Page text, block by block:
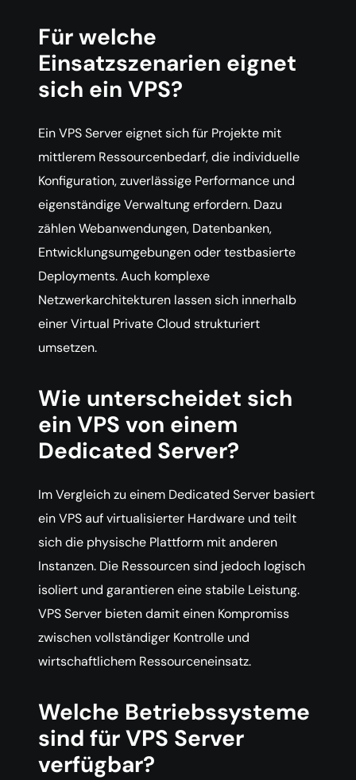
Für welche
Einsatzszenarien eignet
sich ein VPS?
Ein VPS Server eignet sich für Projekte mit
mittlerem Ressourcenbedarf, die individuelle
Konfiguration, zuverlässige Performance und
eigenständige Verwaltung erfordern. Dazu
zählen Webanwendungen, Datenbanken,
Entwicklungsumgebungen oder testbasierte
Deployments. Auch komplexe
Netzwerkarchitekturen lassen sich innerhalb
einer Virtual Private Cloud strukturiert
umsetzen.
Wie unterscheidet sich
ein VPS von einem
Dedicated Server?
Im Vergleich zu einem Dedicated Server basiert
ein VPS auf virtualisierter Hardware und teilt
sich die physische Plattform mit anderen
Instanzen. Die Ressourcen sind jedoch logisch
isoliert und garantieren eine stabile Leistung.
VPS Server bieten damit einen Kompromiss
zwischen vollständiger Kontrolle und
wirtschaftlichem Ressourceneinsatz.
Welche Betriebssysteme
sind für VPS Server
verfügbar?